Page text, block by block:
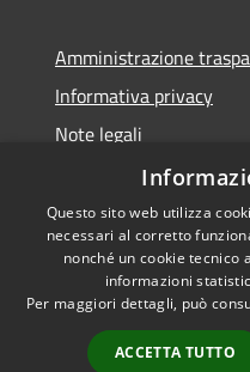
Amministrazione
Informativa privacy
Note legali
Dichiarazione di
RSS
Accessibilità
Questo sito web utilizza
necessari al corretto
nonché un cookie tecnico
informazioni
Per maggiori dettagli, può
ACCETTA TUTTO